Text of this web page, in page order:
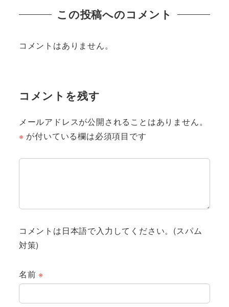
この投稿へのコメント
コメントはありません。
コメントを残す
メールアドレスが公開されることはありません。
※ が付いている欄は必須項目です
コメントは日本語で入力してください。(スパム
対策)
名前※